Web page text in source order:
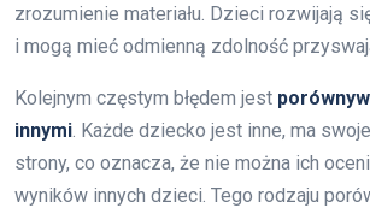
zrozumienie materiału. Dzieci rozwijają
i mogą mieć odmienną zdolność
Kolejnym częstym błędem jest
innymi . Każde dziecko jest inne, ma
strony, co oznacza, że nie można ich
wyników innych dzieci. Tego rodzaju